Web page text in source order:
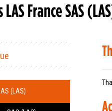
France SAS
(LAS)